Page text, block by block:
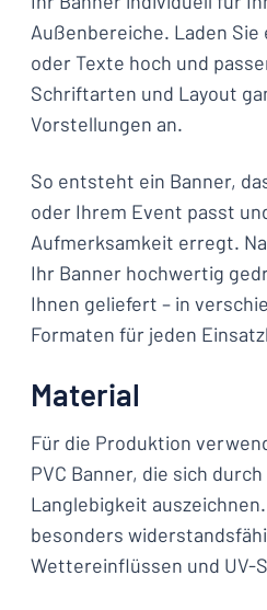
Außenbereiche. Laden
oder Texte hoch und
Schriftarten und Layout
Vorstellungen an.
So entsteht ein Banner,
oder Ihrem Event passt
Aufmerksamkeit erregt.
Ihr Banner hochwertig
Ihnen geliefert – in
Formaten für jeden
Material
Für die Produktion
PVC Banner, die sich
Langlebigkeit
besonders
Wettereinflüssen und UV-